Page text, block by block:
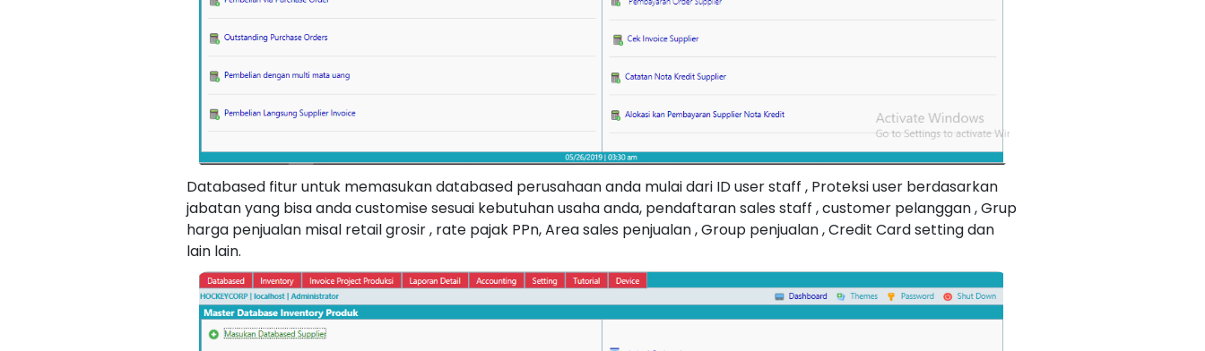
Databased fitur untuk memasukan databased perusahaan anda mulai dari ID user staff , Proteksi user berdasarkan
jabatan yang bisa anda customise sesuai kebutuhan usaha anda, pendaftaran sales staff , customer pelanggan , Grup
harga penjualan misal retail grosir , rate pajak PPn, Area sales penjualan , Group penjualan , Credit Card setting dan
lain lain.